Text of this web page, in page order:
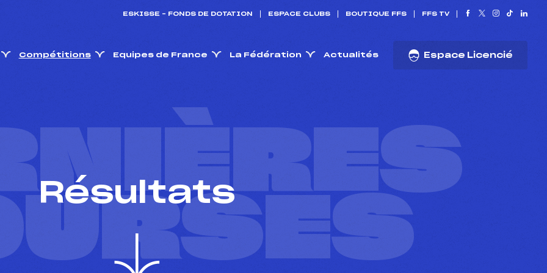
ESKISSE – FONDS DE DOTATION ESPACE CLUBS BOUTIQUE FFS FFS TV
Compétitions Equipes de France La Fédération Actualités Espace Licencié
Résultats